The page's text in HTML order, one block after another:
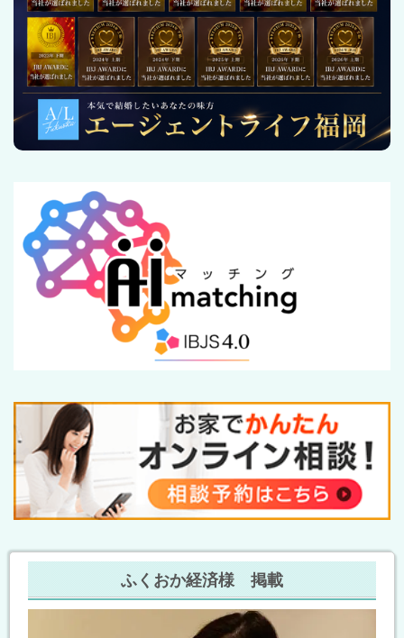
ふくおか経済様 掲載